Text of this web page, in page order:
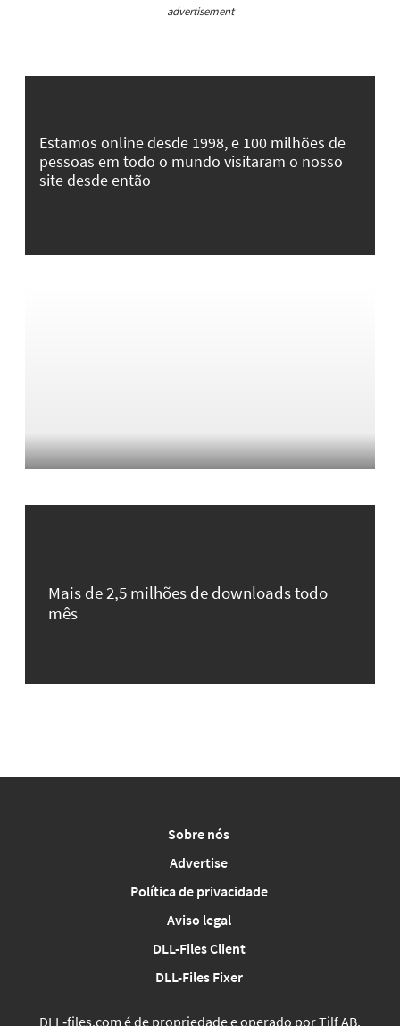
advertisement
Estamos online desde 1998, e 100 milhões de
pessoas em todo o mundo visitaram o nosso
site desde então
Mais de 2,5 milhões de downloads todo
mês
Sobre nós
Advertise
Política de privacidade
Aviso legal
DLL-Files Client
DLL-Files Fixer
DLL‑files.com é de propriedade e operado por Tilf AB,